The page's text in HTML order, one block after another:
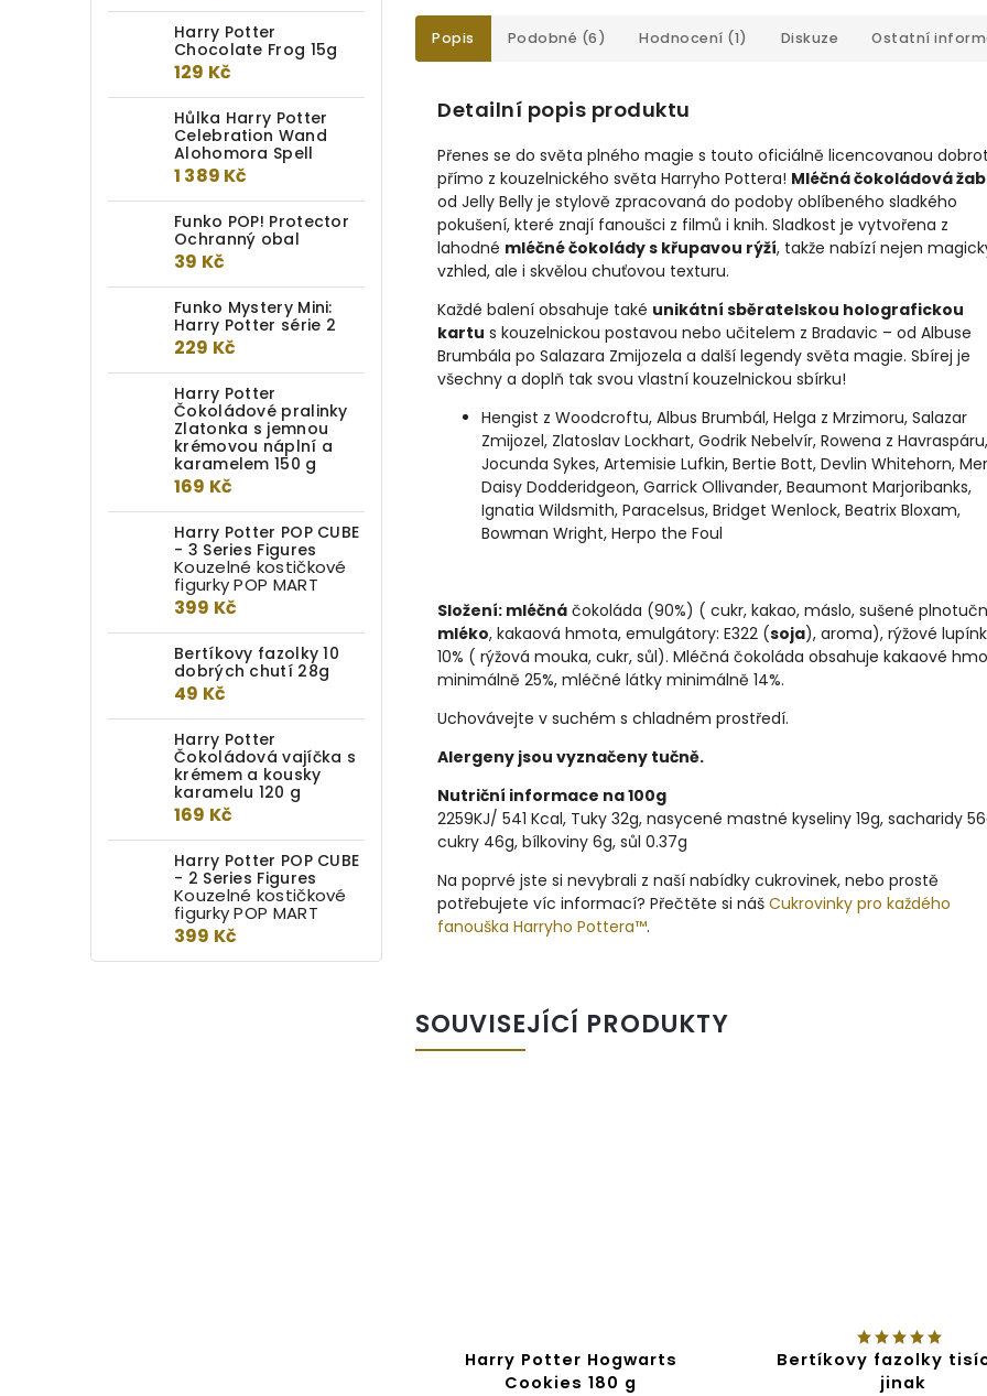
Harry Potter
Chocolate Frog 15g
129 Kč
Hůlka Harry Potter
Celebration Wand
Alohomora Spell
1 389 Kč
Funko POP! Protector
Ochranný obal
39 Kč
Funko Mystery Mini:
Harry Potter série 2
229 Kč
Harry Potter
Čokoládové pralinky
Zlatonka s jemnou
krémovou náplní a
karamelem 150 g
169 Kč
Harry Potter POP CUBE
- 3 Series Figures
Kouzelné kostičkové
figurky POP MART
399 Kč
Bertíkovy fazolky 10
dobrých chutí 28g
49 Kč
Harry Potter
Čokoládová vajíčka s
krémem a kousky
karamelu 120 g
169 Kč
Harry Potter POP CUBE
- 2 Series Figures
Kouzelné kostičkové
figurky POP MART
399 Kč
Popis Podobné (6) Hodnocení (1) Diskuze Ostatní
Detailní popis produktu
Přenes se do světa plného magie s touto oficiálně licencovanou
přímo z kouzelnického světa Harryho Pottera! Mléčná čokoládová
od Jelly Belly je stylově zpracovaná do podoby oblíbeného sladkého
pokušení, které znají fanoušci z filmů i knih. Sladkost je vytvořena z
lahodné mléčné čokolády s křupavou rýží, takže nabízí nejen
vzhled, ale i skvělou chuťovou texturu.
Každé balení obsahuje také unikátní sběratelskou holografickou
kartu s kouzelnickou postavou nebo učitelem z Bradavic – od Albuse
Brumbála po Salazara Zmijozela a další legendy světa magie. Sbírej je
všechny a doplň tak svou vlastní kouzelnickou sbírku!
Hengist z Woodcroftu, Albus Brumbál, Helga z Mrzimoru, Salazar
Zmijozel, Zlatoslav Lockhart, Godrik Nebelvír, Rowena z Havraspáru,
Jocunda Sykes, Artemisie Lufkin, Bertie Bott, Devlin Whitehorn,
Daisy Dodderidgeon, Garrick Ollivander, Beaumont Marjoribanks,
Ignatia Wildsmith, Paracelsus, Bridget Wenlock, Beatrix Bloxam,
Bowman Wright, Herpo the Foul
Složení: mléčná čokoláda (90%) ( cukr, kakao, máslo, sušené
mléko, kakaová hmota, emulgátory: E322 (soja), aroma), rýžové
10% ( rýžová mouka, cukr, sůl). Mléčná čokoláda obsahuje kakaové
minimálně 25%, mléčné látky minimálně 14%.
Uchovávejte v suchém s chladném prostředí.
Alergeny jsou vyznačeny tučně.
Nutriční informace na 100g
2259KJ/ 541 Kcal, Tuky 32g, nasycené mastné kyseliny 19g, sacharidy
cukry 46g, bílkoviny 6g, sůl 0.37g
Na poprvé jste si nevybrali z naší nabídky cukrovinek, nebo prostě
potřebujete víc informací? Přečtěte si náš Cukrovinky pro každého
fanouška Harryho Pottera™.
SOUVISEJÍCÍ PRODUKTY
Harry Potter Hogwarts
Cookies 180 g
Bertíkovy fazolky
jinak